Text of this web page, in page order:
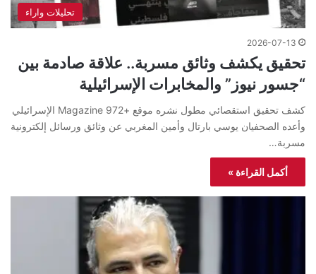
تحليلات واراء
2026-07-13
تحقيق يكشف وثائق مسربة.. علاقة صادمة بين
“جسور نيوز” والمخابرات الإسرائيلية
كشف تحقيق استقصائي مطول نشره موقع +972 Magazine الإسرائيلي
وأعده الصحفيان يوسي بارتال وأمين المغربي عن وثائق ورسائل إلكترونية
مسربة…
أكمل القراءة »